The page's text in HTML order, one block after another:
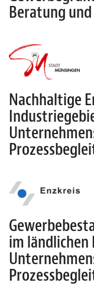
Beratung
Nachhaltige
im ländlichen